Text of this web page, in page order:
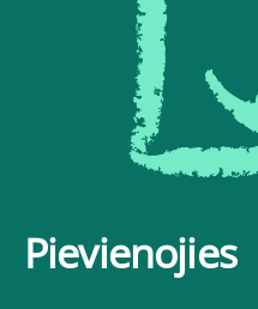
Pievienojies